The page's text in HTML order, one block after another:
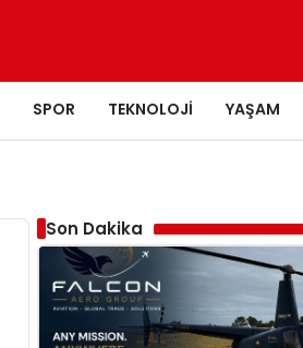
SPOR TEKNOLOJI YAŞAM
Son Dakika